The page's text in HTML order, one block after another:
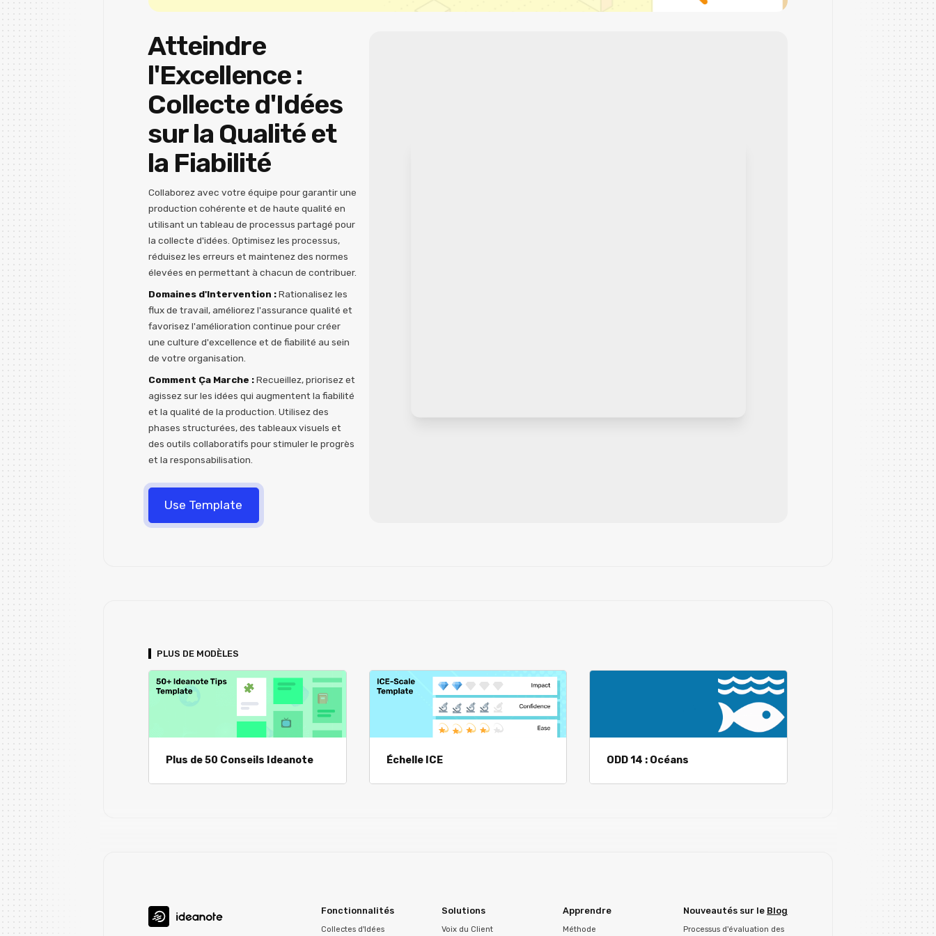
Atteindre
l'Excellence :
Collecte d'Idées
sur la Qualité et
la Fiabilité
Collaborez avec votre équipe pour garantir une
production cohérente et de haute qualité en
utilisant un tableau de processus partagé pour
la collecte d'idées. Optimisez les processus,
réduisez les erreurs et maintenez des normes
élevées en permettant à chacun de contribuer.
Domaines d'Intervention :Rationalisez les
flux de travail, améliorez l'assurance qualité et
favorisez l'amélioration continue pour créer
une culture d'excellence et de fiabilité au sein
de votre organisation.
Comment Ça Marche :Recueillez, priorisez et
agissez sur les idées qui augmentent la fiabilité
et la qualité de la production. Utilisez des
phases structurées, des tableaux visuels et
des outils collaboratifs pour stimuler le progrès
et la responsabilisation.
Use Template
PLUS DE MODÈLES
Plus de 50 Conseils Ideanote Échelle ICE ODD 14 : Océans
Fonctionnalités
Collectes d'Idées
Solutions
Voix du Client
Apprendre
Méthode
Nouveautés sur le Blog
Processus d'évaluation des